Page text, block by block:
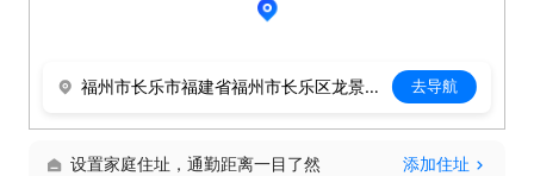
福州市长乐市福建省福州市长乐区龙景新村2区4排18号 去导航
设置家庭住址，通勤距离一目了然 添加住址